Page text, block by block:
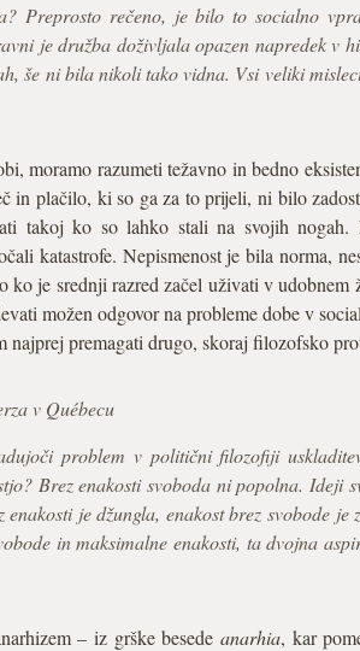
Preprosto rečeno, je bilo to socialno
je družba doživljala opazen napredek v
še ni bila nikoli tako vidna. Vsi veliki
moramo razumeti težavno in bedno
in plačilo, ki so ga za to prijeli, ni bilo
takoj ko so lahko stali na svojih
katastrofe. Nepismenost je bila norma,
ko je srednji razred začel uživati v
možen odgovor na probleme dobe v
najprej premagati drugo, skoraj filozofsko
v Québecu
problem v politični filozofiji
Brez enakosti svoboda ni popolna.
je džungla, enakost brez svobode
in maksimalne enakosti, ta dvojna
– iz grške besede anarhia, kar